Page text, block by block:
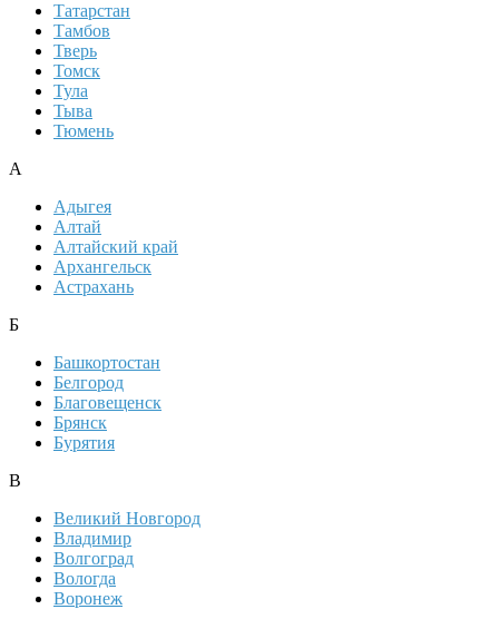
Татарстан
Тамбов
Тверь
Томск
Тула
Тыва
Тюмень
А
Адыгея
Алтай
Алтайский край
Архангельск
Астрахань
Б
Башкортостан
Белгород
Благовещенск
Брянск
Бурятия
В
Великий Новгород
Владимир
Волгоград
Вологда
Воронеж